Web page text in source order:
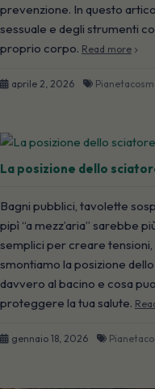
prevenzione. In questo
sessuale e degli strumenti
proprio corpo. Read more
aprile 2, 2026
La posizione dello
Bagni pubblici, tavolette
pipì “a mezz’aria” sarebbe
semplici per creare tensioni,
smontiamo la posizione
davvero al bacino e cosa
proteggere la tua salute.
gennaio 18, 2026